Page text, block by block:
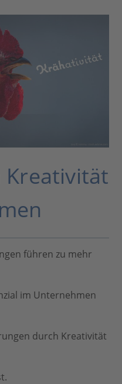
Kreativität
führen zu mehr
im Unternehmen
durch Kreativität